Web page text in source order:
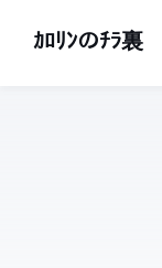
ｶﾛﾘﾝのﾁﾗ裏